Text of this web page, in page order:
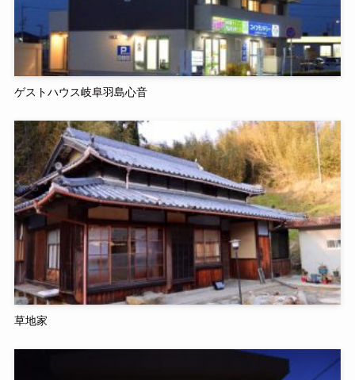
ゲストハウス岐阜羽島心音
草地家